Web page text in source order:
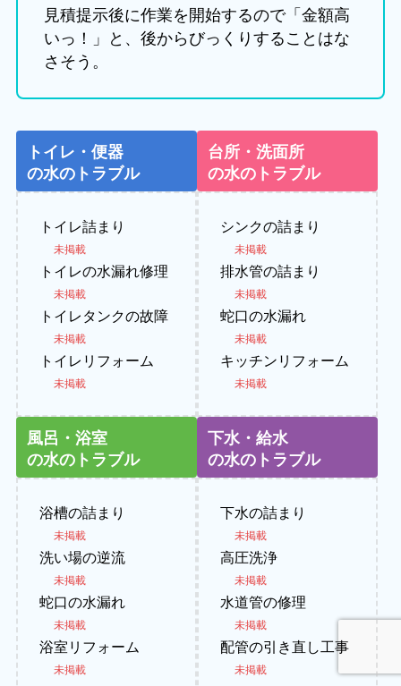
見積提示後に作業を開始するので「金額高
いっ！」と、後からびっくりすることはな
さそう。
トイレ・便器
の水のトラブル
トイレ詰まり
未掲載
トイレの水漏れ修理
未掲載
トイレタンクの故障
未掲載
トイレリフォーム
未掲載
台所・洗面所
の水のトラブル
シンクの詰まり
未掲載
排水管の詰まり
未掲載
蛇口の水漏れ
未掲載
キッチンリフォーム
未掲載
風呂・浴室
の水のトラブル
浴槽の詰まり
未掲載
洗い場の逆流
未掲載
蛇口の水漏れ
未掲載
浴室リフォーム
未掲載
下水・給水
の水のトラブル
下水の詰まり
未掲載
高圧洗浄
未掲載
水道管の修理
未掲載
配管の引き直し工事
未掲載